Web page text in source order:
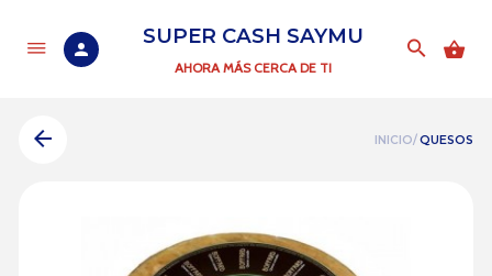
SUPER CASH SAYMU
AHORA MÁS CERCA DE TI
INICIO/QUESOS